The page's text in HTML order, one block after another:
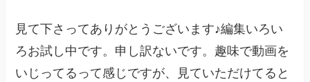
見て下さってありがとうございます♪編集いろい
ろお試し中です。申し訳ないです。趣味で動画を
いじってるって感じですが、見ていただけてると